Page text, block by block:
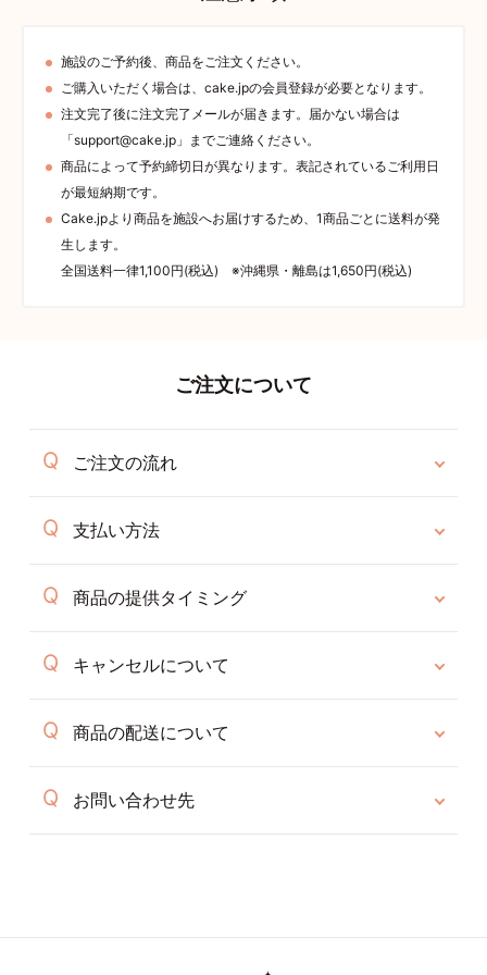
施設のご予約後、商品をご注文ください。
ご購入いただく場合は、cake.jpの会員登録が必要となります。
注文完了後に注文完了メールが届きます。届かない場合は
「support@cake.jp」までご連絡ください。
商品によって予約締切日が異なります。表記されているご利用日
が最短納期です。
Cake.jpより商品を施設へお届けするため、1商品ごとに送料が発
生します。
全国送料一律1,100円(税込) ※沖縄県・離島は1,650円(税込)
ご注文について
ご注文の流れ
支払い方法
商品の提供タイミング
キャンセルについて
商品の配送について
お問い合わせ先